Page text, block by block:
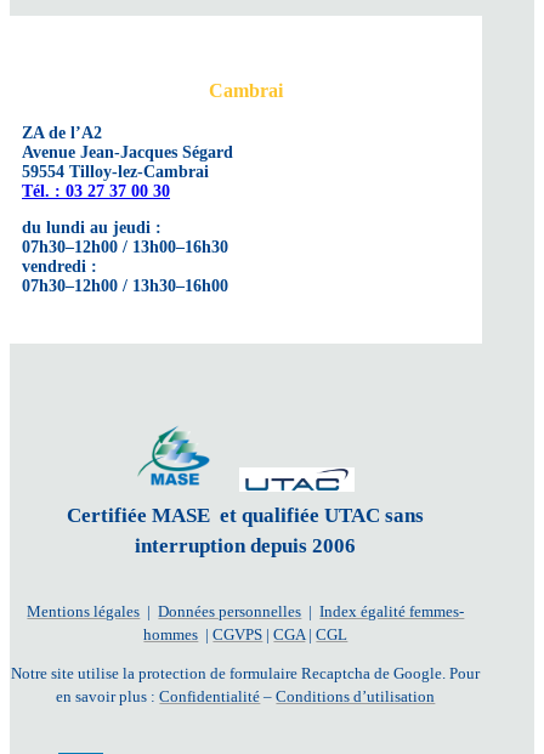
Cambrai
ZA de l’A2
Avenue Jean-Jacques Ségard
59554 Tilloy-lez-Cambrai
Tél. : 03 27 37 00 30
du lundi au jeudi :
07h30–12h00 / 13h00–16h30
vendredi :
07h30–12h00 / 13h30–16h00
Certifiée MASE et qualifiée UTAC sans
interruption depuis 2006
Mentions légales |Données personnelles |Index égalité femmes-
hommes |CGVPS |CGA |CGL
Notre site utilise la protection de formulaire Recaptcha de Google. Pour
en savoir plus :Confidentialité –Conditions d’utilisation